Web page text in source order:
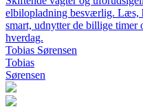
elbilopladning besværlig. Læs,
smart, udnytter de billige timer
hverdag.
Tobias Sørensen
Tobias
Sørensen